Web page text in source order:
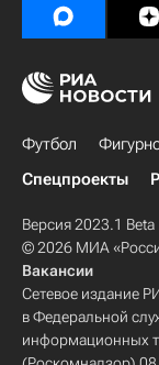
Футбол
Спецпроекты
Версия 2023.1 Beta
© 2026 МИА
Вакансии
Сетевое издание
в Федеральной
информационных